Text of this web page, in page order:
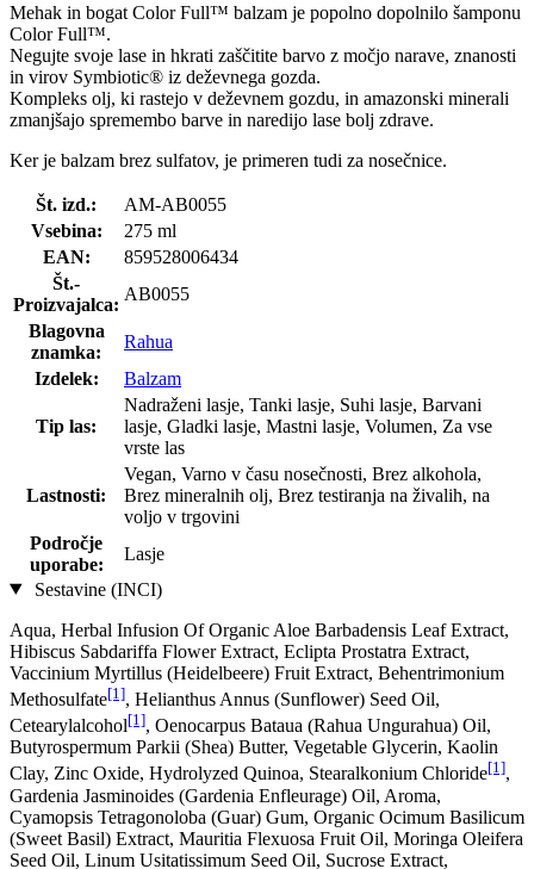
Mehak in bogat Color Full™ balzam je popolno dopolnilo šamponu
Color Full™.
Negujte svoje lase in hkrati zaščitite barvo z močjo narave, znanosti
in virov Symbiotic® iz deževnega gozda.
Kompleks olj, ki rastejo v deževnem gozdu, in amazonski minerali
zmanjšajo spremembo barve in naredijo lase bolj zdrave.
Ker je balzam brez sulfatov, je primeren tudi za nosečnice.
Št. izd.:
AM-AB0055
Vsebina:
275 ml
EAN:
859528006434
Št.-
Proizvajalca:
AB0055
Blagovna
znamka:
Rahua
Izdelek:
Balzam
Tip las:
Nadraženi lasje, Tanki lasje, Suhi lasje, Barvani
lasje, Gladki lasje, Mastni lasje, Volumen, Za vse
vrste las
Lastnosti:
Vegan, Varno v času nosečnosti, Brez alkohola,
Brez mineralnih olj, Brez testiranja na živalih, na
voljo v trgovini
Področje
uporabe:
Lasje
Sestavine (INCI)
Aqua, Herbal Infusion Of Organic Aloe Barbadensis Leaf Extract,
Hibiscus Sabdariffa Flower Extract, Eclipta Prostatra Extract,
Vaccinium Myrtillus (Heidelbeere) Fruit Extract, Behentrimonium
Methosulfate[1], Helianthus Annus (Sunflower) Seed Oil,
Cetearylalcohol[1], Oenocarpus Bataua (Rahua Ungurahua) Oil,
Butyrospermum Parkii (Shea) Butter, Vegetable Glycerin, Kaolin
Clay, Zinc Oxide, Hydrolyzed Quinoa, Stearalkonium Chloride[1],
Gardenia Jasminoides (Gardenia Enfleurage) Oil, Aroma,
Cyamopsis Tetragonoloba (Guar) Gum, Organic Ocimum Basilicum
(Sweet Basil) Extract, Mauritia Flexuosa Fruit Oil, Moringa Oleifera
Seed Oil, Linum Usitatissimum Seed Oil, Sucrose Extract,